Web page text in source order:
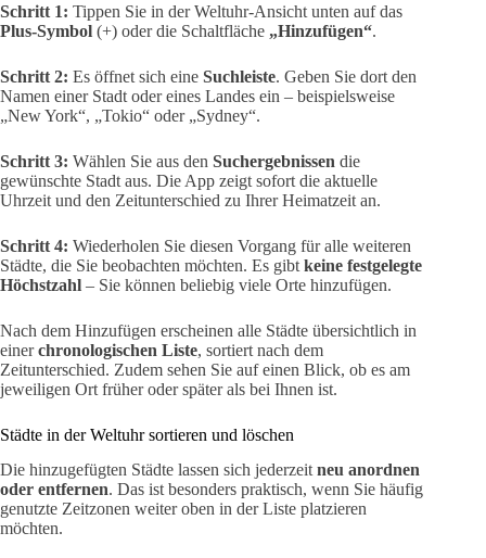
Schritt 1: Tippen Sie in der Weltuhr-Ansicht unten auf das
Plus-Symbol (+) oder die Schaltfläche „Hinzufügen“.
Schritt 2: Es öffnet sich eine Suchleiste. Geben Sie dort den
Namen einer Stadt oder eines Landes ein – beispielsweise
„New York“, „Tokio“ oder „Sydney“.
Schritt 3: Wählen Sie aus den Suchergebnissen die
gewünschte Stadt aus. Die App zeigt sofort die aktuelle
Uhrzeit und den Zeitunterschied zu Ihrer Heimatzeit an.
Schritt 4: Wiederholen Sie diesen Vorgang für alle weiteren
Städte, die Sie beobachten möchten. Es gibt keine festgelegte
Höchstzahl – Sie können beliebig viele Orte hinzufügen.
Nach dem Hinzufügen erscheinen alle Städte übersichtlich in
einerchronologischen Liste, sortiert nach dem
Zeitunterschied. Zudem sehen Sie auf einen Blick, ob es am
jeweiligen Ort früher oder später als bei Ihnen ist.
Städte in der Weltuhr sortieren und löschen
Die hinzugefügten Städte lassen sich jederzeit neu anordnen
oder entfernen. Das ist besonders praktisch, wenn Sie häufig
genutzte Zeitzonen weiter oben in der Liste platzieren
möchten.